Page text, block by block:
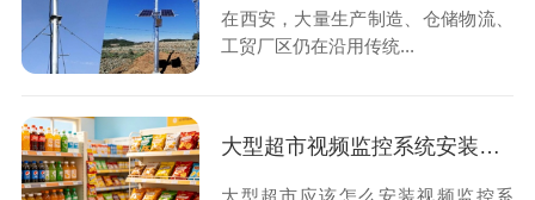
在西安，大量生产制造、仓储物流、
工贸厂区仍在沿用传统...
大型超市视频监控系统安装的4大设计原则，速速查看！
大型超市应该怎么安装视频监控系